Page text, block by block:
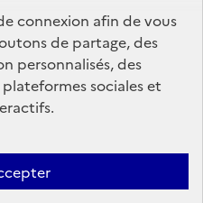
Qui sommes-nous ?
les services
connexion afin de vous
de partage, des
personnalisés, des
sociales et